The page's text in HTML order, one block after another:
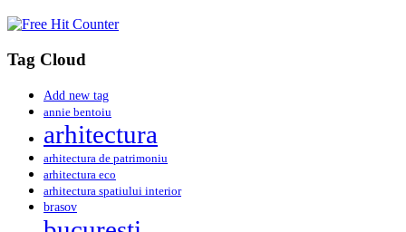
Tag Cloud
Add new tag
annie bentoiu
arhitectura
arhitectura de patrimoniu
arhitectura eco
arhitectura spatiului interior
brasov